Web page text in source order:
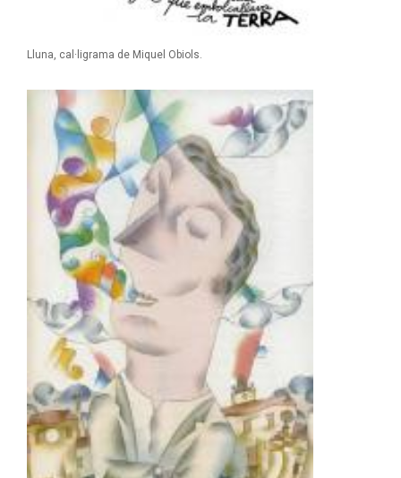
Lluna, cal·ligrama de Miquel Obiols.